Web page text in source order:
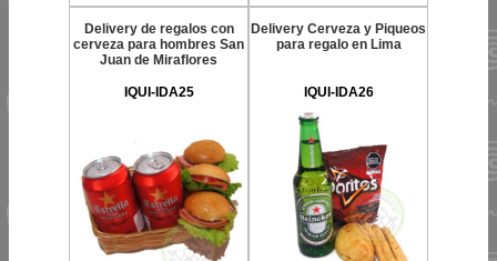
Delivery de regalos con
cerveza para hombres San
Juan de Miraflores
IQUI-IDA25
Delivery Cerveza y Piqueos
para regalo en Lima
IQUI-IDA26